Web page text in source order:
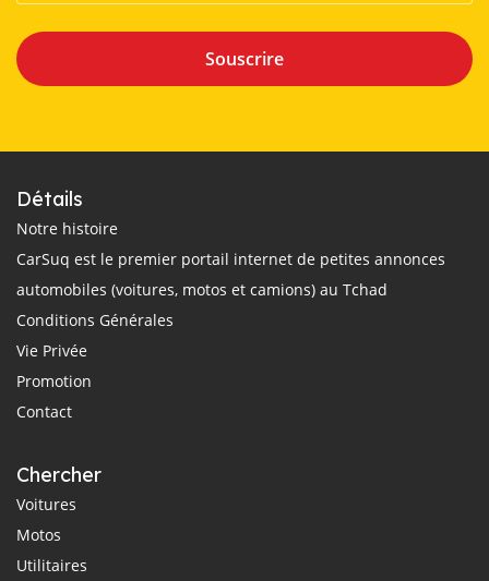
Souscrire
Détails
Notre histoire
CarSuq est le premier portail internet de petites annonces
automobiles (voitures, motos et camions) au Tchad
Conditions Générales
Vie Privée
Promotion
Contact
Chercher
Voitures
Motos
Utilitaires